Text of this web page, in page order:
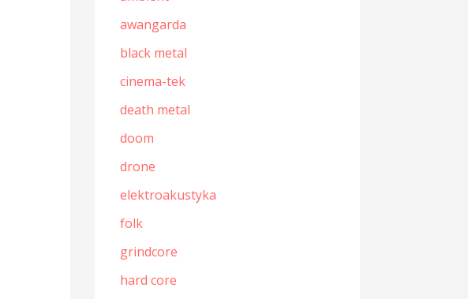
awangarda
black metal
cinema-tek
death metal
doom
drone
elektroakustyka
folk
grindcore
hard core